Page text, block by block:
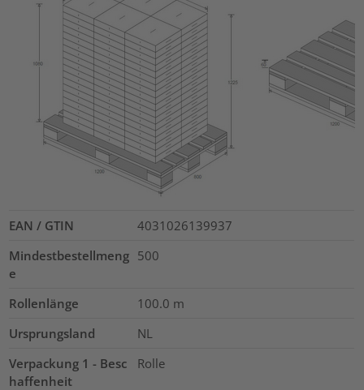
EAN / GTIN
4031026139937
Mindestbestellmeng
e
500
Rollenlänge 100.0 m
Ursprungsland
NL
Verpackung 1 - Besc
haffenheit
Rolle